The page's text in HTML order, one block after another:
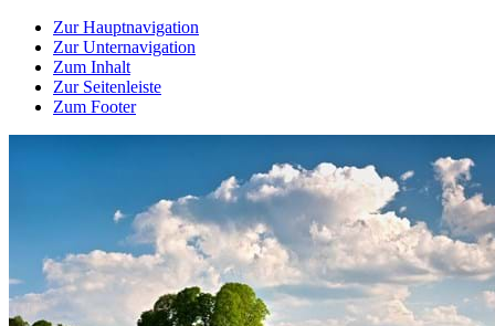
Zur Hauptnavigation
Zur Unternavigation
Zum Inhalt
Zur Seitenleiste
Zum Footer